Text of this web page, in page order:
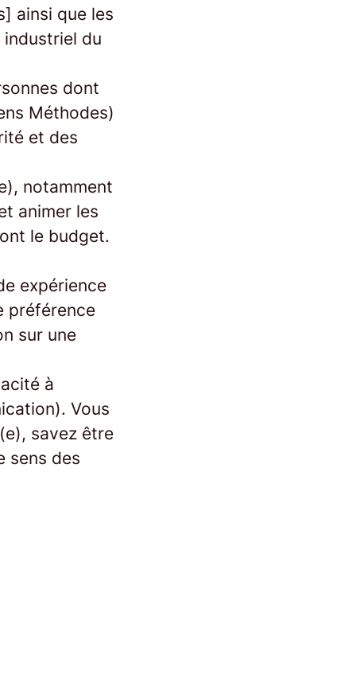
ainsi que les
du
dont
Méthodes)
et des
notamment
animer les
le budget.
expérience
préférence
sur une
à
Vous
savez être
sens des